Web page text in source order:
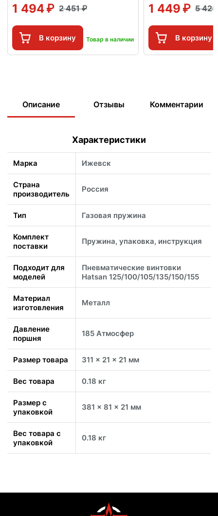
1 494 2 451
В корзину Товар в наличии
1 449 5
В корзину
Описание Отзывы Комментарии
Характеристики
Марка Ижевск
Страна
производитель
Россия
Тип Газовая пружина
Комплект
поставки
Пружина, упаковка, инструкция
Подходит для
моделей
Пневматические винтовки
Hatsan 125/100/105/135/150/155
Материал
изготовления
Металл
Давление
поршня
185 Атмосфер
Размер товара 311 x 21 x 21 мм
Вес товара 0.18 кг
Размер с
упаковкой
381 x 81 x 21 мм
Вес товара с
упаковкой
0.18 кг